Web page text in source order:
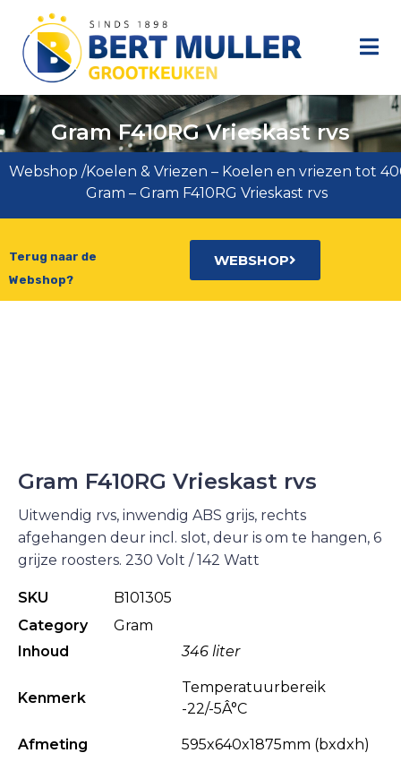
Gram F410RG Vrieskast rvs
Webshop /Koelen & Vriezen – Koelen en vriezen tot
Gram – Gram F410RG Vrieskast rvs
Terug naar de
Webshop?
WEBSHOP
Gram F410RG Vrieskast rvs
Uitwendig rvs, inwendig ABS grijs, rechts
afgehangen deur incl. slot, deur is om te hangen, 6
grijze roosters. 230 Volt / 142 Watt
SKU
B101305
Category
Gram
Inhoud
346 liter
Kenmerk
Temperatuurbereik
-22/-5Â°C
Afmeting 595x640x1875mm (bxdxh)